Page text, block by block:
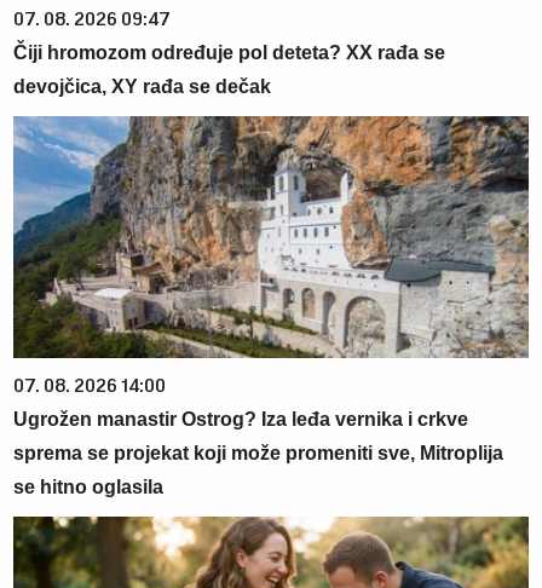
07. 08. 2026 09:47
Čiji hromozom određuje pol deteta? XX rađa se
devojčica, XY rađa se dečak
07. 08. 2026 14:00
Ugrožen manastir Ostrog? Iza leđa vernika i crkve
sprema se projekat koji može promeniti sve, Mitroplija
se hitno oglasila